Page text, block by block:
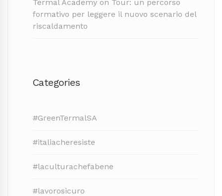
Termal Academy on Tour: un percorso
formativo per leggere il nuovo scenario del
riscaldamento
Categories
#GreenTermalSA
#italiacheresiste
#laculturachefabene
#lavorosicuro